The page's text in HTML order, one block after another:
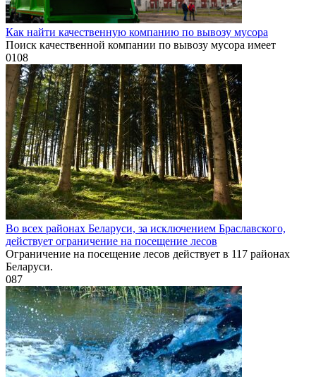
Как найти качественную компанию по вывозу мусора
Поиск качественной компании по вывозу мусора имеет
0108
Во всех районах Беларуси, за исключением Браславского,
действует ограничение на посещение лесов
Ограничение на посещение лесов действует в 117 районах
Беларуси.
087